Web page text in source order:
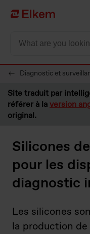
Skip to main content
Vers la page d'accueil
Diagnostic et
Site traduit par
référer à laversion
original.
Silicones
pour les
diagnostic
Les silicones
la production